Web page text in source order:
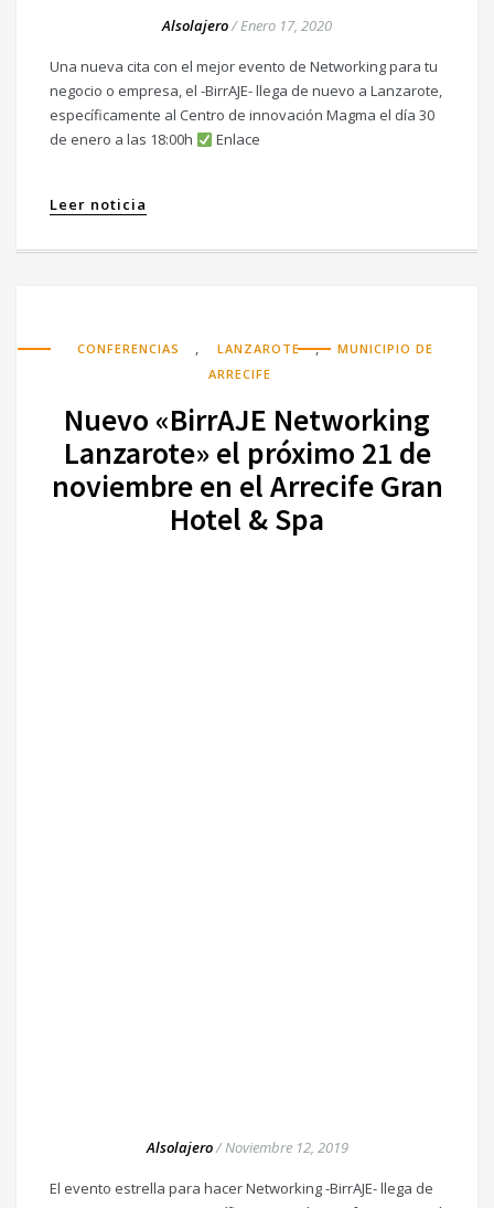
Alsolajero/Enero 17, 2020
Una nueva cita con el mejor evento de Networking para tu
negocio o empresa, el -BirrAJE- llega de nuevo a Lanzarote,
específicamente al Centro de innovación Magma el día 30
de enero a las 18:00h
Enlace
Leer noticia
CONFERENCIAS , LANZAROTE ,
MUNICIPIO DE
ARRECIFE
Nuevo «BirrAJE Networking
Lanzarote» el próximo 21 de
noviembre en el Arrecife Gran
Hotel & Spa
Alsolajero/Noviembre 12, 2019
El evento estrella para hacer Networking -BirrAJE- llega de